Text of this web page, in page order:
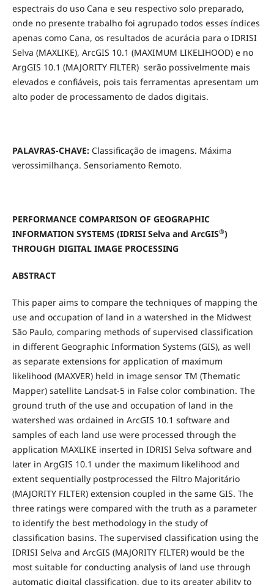
espectrais do uso Cana e seu respectivo solo preparado,
onde no presente trabalho foi agrupado todos esses índices
apenas como Cana, os resultados de acurácia para o IDRISI
Selva (MAXLIKE), ArcGIS 10.1 (MAXIMUM LIKELIHOOD) e no
ArgGIS 10.1 (MAJORITY FILTER) serão possivelmente mais
elevados e confiáveis, pois tais ferramentas apresentam um
alto poder de processamento de dados digitais.
PALAVRAS-CHAVE:Classificação de imagens. Máxima
verossimilhança. Sensoriamento Remoto.
PERFORMANCE COMPARISON OF GEOGRAPHIC
INFORMATION SYSTEMS (IDRISI Selva and ArcGIS®)
THROUGH DIGITAL IMAGE PROCESSING
ABSTRACT
This paper aims to compare the techniques of mapping the
use and occupation of land in a watershed in the Midwest
São Paulo, comparing methods of supervised classification
in different Geographic Information Systems (GIS), as well
as separate extensions for application of maximum
likelihood (MAXVER) held in image sensor TM (Thematic
Mapper) satellite Landsat-5 in False color combination. The
ground truth of the use and occupation of land in the
watershed was ordained in ArcGIS 10.1 software and
samples of each land use were processed through the
application MAXLIKE inserted in IDRISI Selva software and
later in ArgGIS 10.1 under the maximum likelihood and
extent sequentially postprocessed the Filtro Majoritário
(MAJORITY FILTER) extension coupled in the same GIS. The
three ratings were compared with the truth as a parameter
to identify the best methodology in the study of
classification basins. The supervised classification using the
IDRISI Selva and ArcGIS (MAJORITY FILTER) would be the
most suitable for conducting analysis of land use through
automatic digital classification, due to its greater ability to